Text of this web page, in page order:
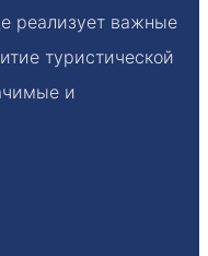
реализует важные
туристической
и